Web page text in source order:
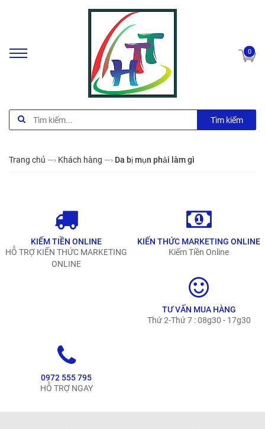
0
Tìm kiếm
Trang chủ —› Khách hàng —› Da bị mụn phải làm gì
KIẾM TIỀN ONLINE
HỖ TRỢ KIẾN THỨC MARKETING
ONLINE
KIẾN THỨC MARKETING ONLINE
Kiếm Tiền Online
TƯ VẤN MUA HÀNG
Thứ 2-Thứ 7 : 08g30 - 17g30
0972 555 795
HỖ TRỢ NGAY